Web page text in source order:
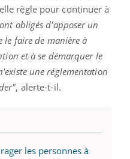
règle pour continuer à
obligés d'apposer un
le faire de manière à
et à se démarquer le
une réglementation
, alerte-t-il.
les personnes à